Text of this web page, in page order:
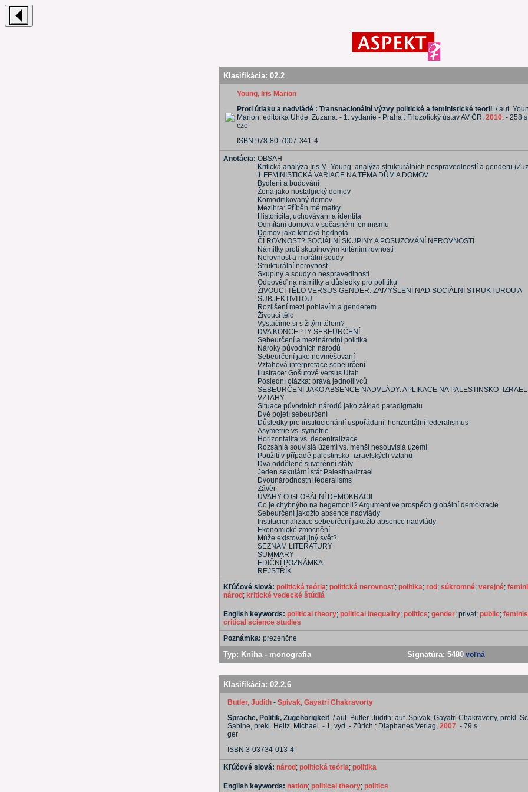
Klasifikácia: 02.2
Young, Iris Marion
Proti útlaku a nadvládě : Transnacionální výzvy politické a feministické teorii. / aut.
Marion; editorka Uhde, Zuzana. - 1. vydanie - Praha : Filozofický ústav AV ČR, 2010. - 258
cze
ISBN 978-80-7007-341-4
Anotácia: OBSAH
Kritická analýza Iris M. Young: analýza strukturálních nespravedlností a genderu
1 FEMINISTICKÁ VARIACE NA TÉMA DŮM A DOMOV
Bydlení a budování
Žena jako nostalgický domov
Komodifikovaný domov
Mezihra: Příběh mé matky
Historicita, uchovávání a identita
Odmítaní domova v sočasném feminismu
Domov jako kritická hodnota
ČÍ ROVNOST? SOCIÁLNÍ SKUPINY A POSUZOVÁNÍ NEROVNOSTÍ
Námitky proti skupinovým kritériím rovnosti
Nerovnost a morální soudy
Strukturální nerovnost
Skupiny a soudy o nespravedlnosti
Odpověď na námitky a důsledky pro politiku
ŽIVOUCÍ TĚLO VERSUS GENDER: ZAMYŠLENÍ NAD SOCIÁLNÍ STRUKTUROU A
SUBJEKTIVITOU
Rozlišení mezi pohlavím a genderem
Živoucí tělo
Vystačíme si s žitým tělem?
DVA KONCEPTY SEBEURČENÍ
Sebeurčení a mezinárodní politika
Nároky původních národů
Sebeurčení jako nevměšovaní
Vztahová interpretace sebeurčení
Ilustrace: Gošutové versus Utah
Poslední otázka: práva jednotlivců
SEBEURČENÍ JAKO ABSENCE NADVLÁDY: APLIKACE NA PALESTINSKO-
VZTAHY
Situace původních národů jako základ paradigmatu
Dvě pojetí sebeurčení
Důsledky pro institucionánlí uspořádaní: horizontální federalismus
Asymetrie vs. symetrie
Horizontalita vs. decentralizace
Rozsáhlá souvislá území vs. menší nesouvislá území
Použití v případě palestinsko- izraelských vztahů
Dva oddělené suverénní státy
Jeden sekulární stát Palestina/Izrael
Dvounárodnostní federalisms
Závěr
ÚVAHY O GLOBÁLNÍ DEMOKRACII
Co je chybnýho na hegemonii? Argument ve prospěch globální demokracie
Sebeurčení jakožto absence nadvlády
Institucionalizace sebeurčení jakožto absence nadvlády
Ekonomické zmocnění
Může existovat jiný svět?
SEZNAM LITERATURY
SUMMARY
EDIČNÍ POZNÁMKA
REJSTŘÍK
Kľúčové slová: politická teória; politická nerovnosť; politika; rod ; súkromné; verejné;
národ ; kritické vedecké štúdiá
English keywords: political theory; political inequality; politics; gender; privat; public;
critical science studies
Poznámka: prezenčne
Typ: Kniha - monografia Signatúra: 5480 voľná
Klasifikácia: 02.2.6
Butler, Judith - Spivak, Gayatri Chakravorty
Sprache, Politik, Zugehörigkeit. / aut. Butler, Judith; aut. Spivak, Gayatri Chakravorty, prekl.
Sabine, prekl. Heitz, Michael. - 1. vyd. - Zürich : Diaphanes Verlag, 2007. - 79 s.
ger
ISBN 3-03734-013-4
Kľúčové slová: národ ; politická teória; politika
English keywords: nation; political theory; politics